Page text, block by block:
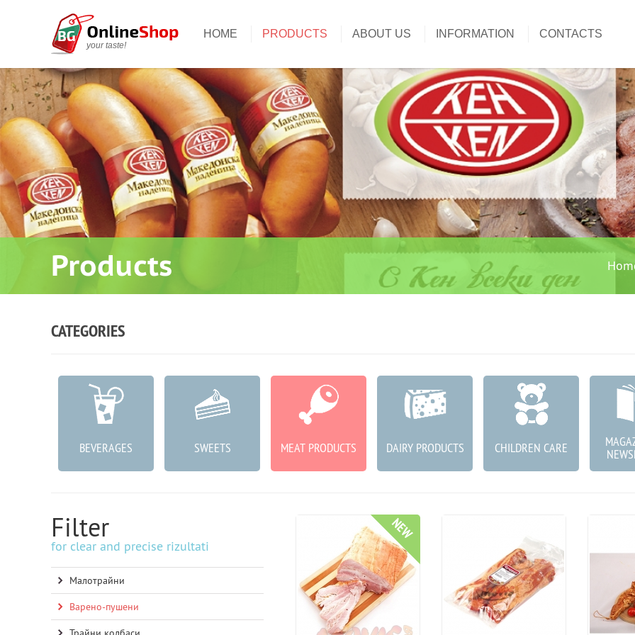
your taste!
HOME PRODUCTS ABOUT US INFORMATION CONTACTS
Products
CATEGORIES
BEVERAGES SWEETS MEAT PRODUCTS DAIRY PRODUCTS CHILDREN CARE
Filter
for clear and precise rizultati
Малотрайни
Варено-пушени
NEW